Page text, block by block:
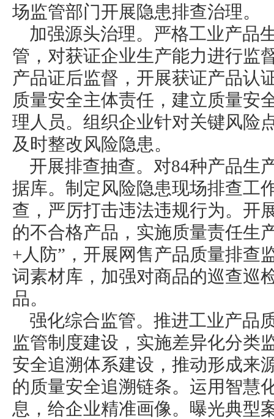
场监管部门开展隐患排查治理。
加强源头治理。严格工业产品
管，对获证企业生产能力进行监
产品证后监督，开展获证产品认
质量安全主体责任，建立质量安
理人员。组织企业针对关键风险
及时整改风险隐患。
开展排查抽查。对84种产品生
据库。制定风险隐患现场排查工
查，严厉打击违法违规行为。开
的不合格产品，实施质量责任生
+人防”，开展网售产品质量排查
词素材库，加强对商品的巡查巡
品。
强化综合监管。推进工业产品
监管制度建设，实施差异化分类
安全追溯体系建设，推动形成来
的质量安全追溯链条。运用智慧
息，给企业精准画像。曝光典型